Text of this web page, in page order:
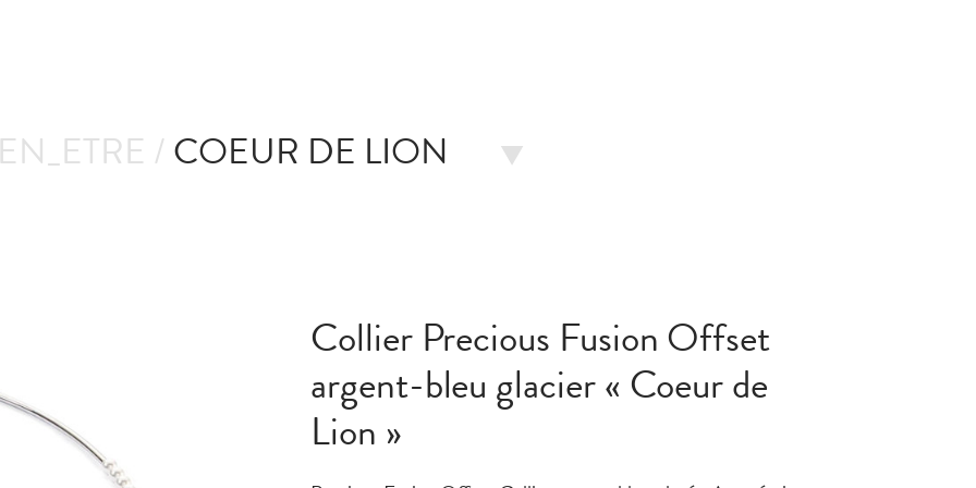
/ COEUR DE LION
Collier Precious Fusion Offset
argent-bleu glacier « Coeur de
Lion »